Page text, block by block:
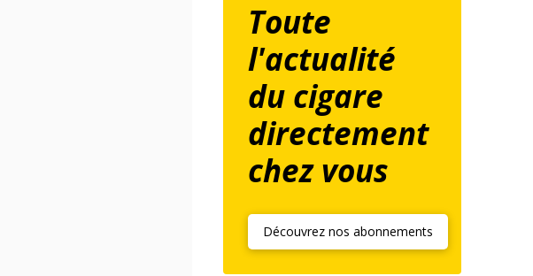
Toute
l'actualité
du cigare
directement
chez vous
Découvrez nos abonnements